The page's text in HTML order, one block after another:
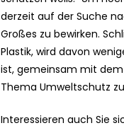
derzeit auf der Suche
Großes zu bewirken.
Plastik, wird davon
ist, gemeinsam mit dem
Thema Umweltschutz
Interessieren auch Sie